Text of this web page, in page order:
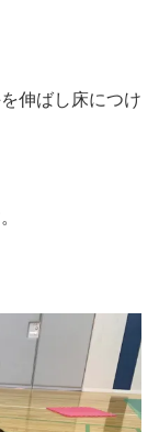
伸ばし床につけ